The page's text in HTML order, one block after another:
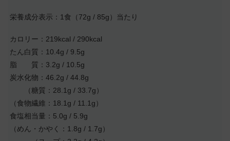
栄養成分表示：1食（72g / 85g）当たり
カロリー：219kcal / 290kcal
たん白質：10.4g / 9.5g
脂 質：3.2g / 10.5g
炭水化物：46.2g / 44.8g
（糖質：28.1g / 33.7g）
（食物繊維：18.1g / 11.1g）
食塩相当量：5.0g / 5.9g
（めん・かやく：1.8g / 1.7g）